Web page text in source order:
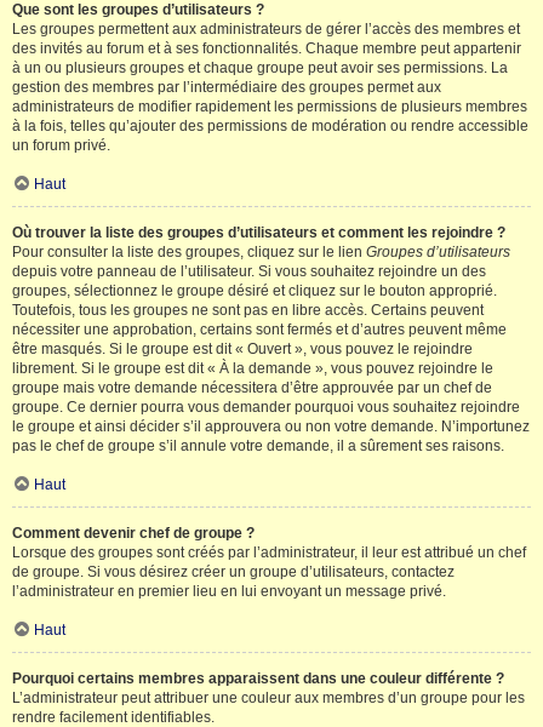
Que sont les groupes d’utilisateurs ?
Les groupes permettent aux administrateurs de gérer l’accès des membres et
des invités au forum et à ses fonctionnalités. Chaque membre peut appartenir
à un ou plusieurs groupes et chaque groupe peut avoir ses permissions. La
gestion des membres par l’intermédiaire des groupes permet aux
administrateurs de modifier rapidement les permissions de plusieurs membres
à la fois, telles qu’ajouter des permissions de modération ou rendre accessible
un forum privé.
Haut
Où trouver la liste des groupes d’utilisateurs et comment les rejoindre ?
Pour consulter la liste des groupes, cliquez sur le lien Groupes d’utilisateurs
depuis votre panneau de l’utilisateur. Si vous souhaitez rejoindre un des
groupes, sélectionnez le groupe désiré et cliquez sur le bouton approprié.
Toutefois, tous les groupes ne sont pas en libre accès. Certains peuvent
nécessiter une approbation, certains sont fermés et d’autres peuvent même
être masqués. Si le groupe est dit « Ouvert », vous pouvez le rejoindre
librement. Si le groupe est dit « À la demande », vous pouvez rejoindre le
groupe mais votre demande nécessitera d’être approuvée par un chef de
groupe. Ce dernier pourra vous demander pourquoi vous souhaitez rejoindre
le groupe et ainsi décider s’il approuvera ou non votre demande. N’importunez
pas le chef de groupe s’il annule votre demande, il a sûrement ses raisons.
Haut
Comment devenir chef de groupe ?
Lorsque des groupes sont créés par l’administrateur, il leur est attribué un chef
de groupe. Si vous désirez créer un groupe d’utilisateurs, contactez
l’administrateur en premier lieu en lui envoyant un message privé.
Haut
Pourquoi certains membres apparaissent dans une couleur différente ?
L’administrateur peut attribuer une couleur aux membres d’un groupe pour les
rendre facilement identifiables.